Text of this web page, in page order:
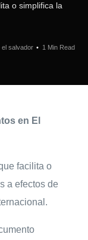
o simplifica la
el salvador 1 Min Read
en El
facilita o
a efectos de